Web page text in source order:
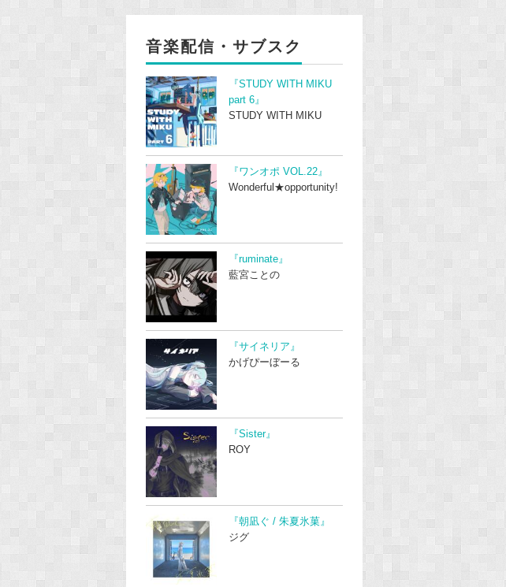
音楽配信・サブスク
『STUDY WITH MIKU
part 6』
STUDY WITH MIKU
『ワンオポ VOL.22』
Wonderful★opportunity!
『ruminate』
藍宮ことの
『サイネリア』
かげぴーぼーる
『Sister』
ROY
『朝凪ぐ / 朱夏氷菓』
ジグ